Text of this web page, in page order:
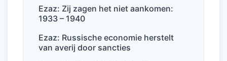
Ezaz: Zij zagen het niet aankomen:
1933 – 1940
Ezaz: Russische economie herstelt
van averij door sancties